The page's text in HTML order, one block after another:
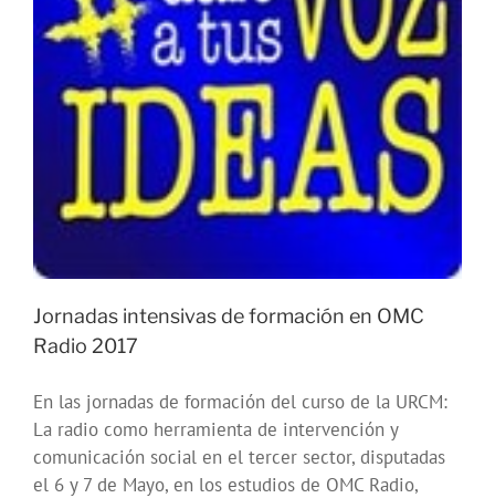
Jornadas intensivas de formación en OMC
Radio 2017
En las jornadas de formación del curso de la URCM:
La radio como herramienta de intervención y
comunicación social en el tercer sector, disputadas
el 6 y 7 de Mayo, en los estudios de OMC Radio,